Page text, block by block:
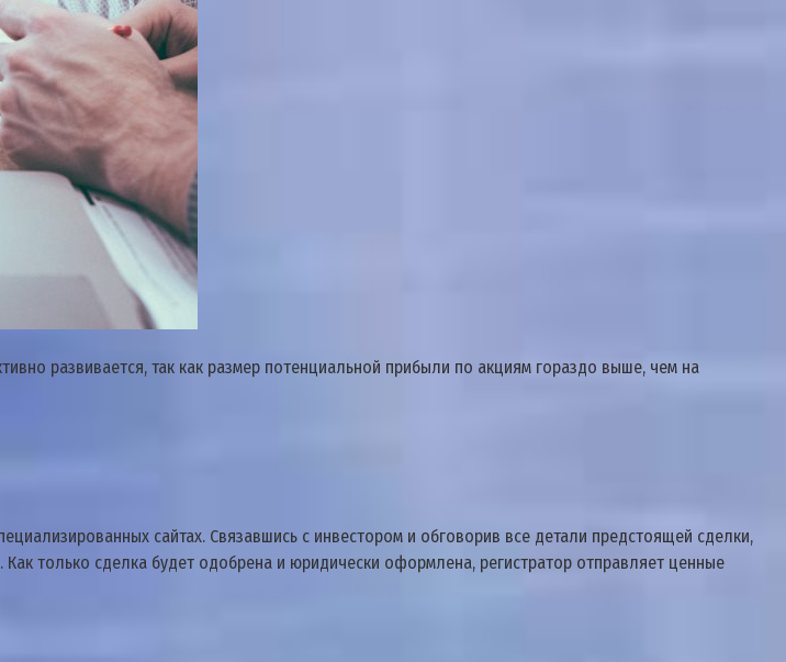
развивается, так как размер потенциальной прибыли по акциям гораздо выше, чем на
сайтах. Связавшись с инвестором и обговорив все детали предстоящей сделки,
только сделка будет одобрена и юридически оформлена, регистратор отправляет ценные